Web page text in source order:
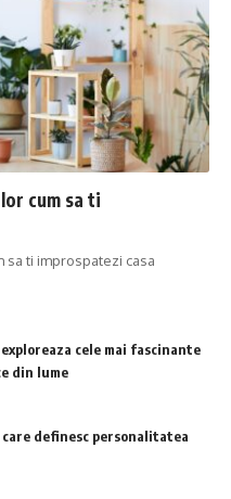
cum sa ti
sa ti improspatezi casa
cele mai fascinante
din lume
definesc personalitatea